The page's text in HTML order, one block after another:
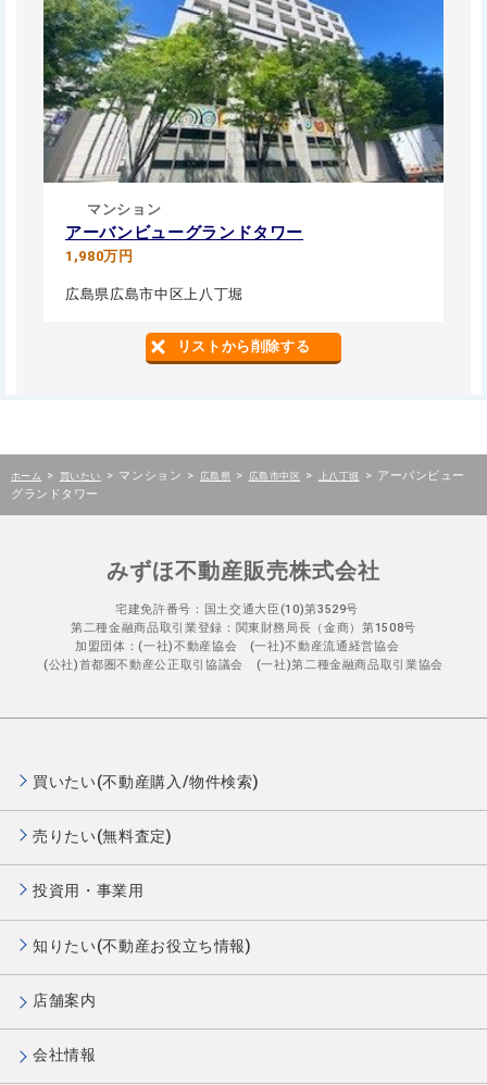
マンション
アーバンビューグランドタワー
1,980万円
広島県広島市中区上八丁堀
リストから削除する
ホーム > 買いたい > マンション > 広島県 > 広島市中区 > 上八丁堀 > アーバンビュー
グランドタワー
みずほ不動産販売株式会社
宅建免許番号：国土交通大臣(10)第3529号
第二種金融商品取引業登録：関東財務局長（金商）第1508号
加盟団体：(一社)不動産協会 (一社)不動産流通経営協会
(公社)首都圏不動産公正取引協議会 (一社)第二種金融商品取引業協会
買いたい(不動産購入/物件検索)
売りたい(無料査定)
投資用・事業用
知りたい(不動産お役立ち情報)
店舗案内
会社情報